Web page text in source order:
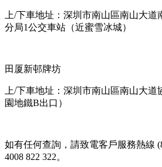
上/下車地址：深圳市南山區南山大
分局1公交車站（近蜜雪冰城）
田厦新邨牌坊
上/下車地址：深圳市南山區南山大
園地鐵B出口）
如有任何查詢，請致電客戶服務熱線
4008 822 322。